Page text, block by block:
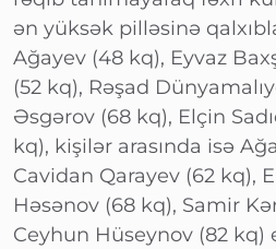
ən yüksək pilləsinə
Ağayev (48 kq), Eyvaz
(52 kq), Rəşad
Əsgərov (68 kq), Elçin
kq), kişilər arasında isə
Cavidan Qarayev (62 kq),
Həsənov (68 kq), Samir
Ceyhun Hüseynov (82 kq)